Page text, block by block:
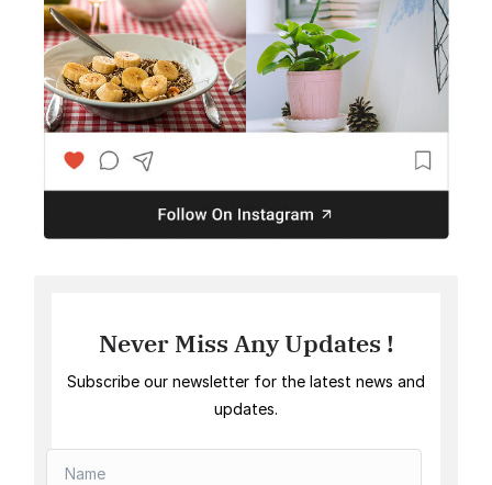
Never Miss Any Updates !
Subscribe our newsletter for the latest news and
updates.